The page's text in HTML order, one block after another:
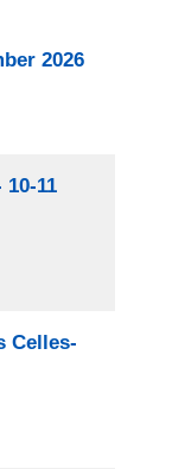
2026
11
Celles-